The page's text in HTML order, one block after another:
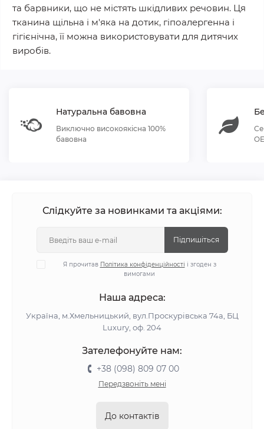
та барвники, що не містять шкідливих речовин. Ця
тканина щільна і м'яка на дотик, гіпоалергенна і
гігієнічна, її можна використовувати для дитячих
виробів.
Натуральна бавовна
Виключно високоякісна 100%
бавовна
Слідкуйте за новинками та акціями:
Підпишіться
Я прочитав Політика конфіденційності і згоден з
вимогами
Наша адреса:
Україна, м.Хмельницький, вул.Проскурівська 74а, БЦ
Luxury, оф. 204
Зателефонуйте нам:
+38 (098) 809 07 00
Передзвоніть мені
До контактів